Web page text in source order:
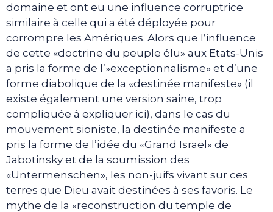
domaine et ont eu une influence corruptrice
similaire à celle qui a été déployée pour
corrompre les Amériques. Alors que l’influence
de cette «doctrine du peuple élu» aux Etats-Unis
a pris la forme de l’»exceptionnalisme» et d’une
forme diabolique de la «destinée manifeste» (il
existe également une version saine, trop
compliquée à expliquer ici), dans le cas du
mouvement sioniste, la destinée manifeste a
pris la forme de l’idée du «Grand Israël» de
Jabotinsky et de la soumission des
«Untermenschen», les non-juifs vivant sur ces
terres que Dieu avait destinées à ses favoris. Le
mythe de la «reconstruction du temple de